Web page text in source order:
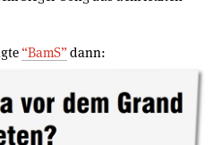
“BamS”dann: